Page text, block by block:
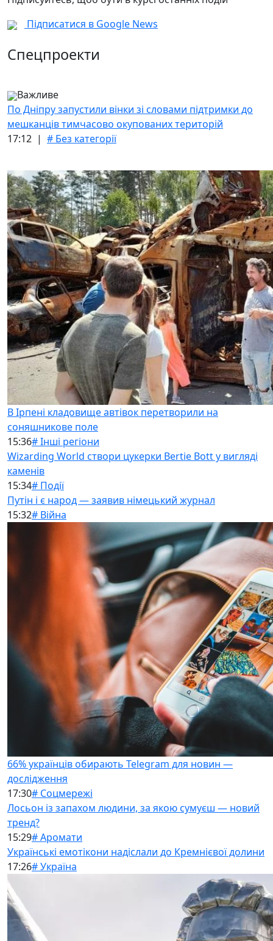
Підписатися в Google News
Спецпроекти
Важливе
По Дніпру запустили вінки зі словами підтримки до
мешканців тимчасово окупованих територій
17:12 | # Без категорії
В Ірпені кладовище автівок перетворили на
соняшникове поле
15:36# Інші регіони
Wizarding World створи цукерки Bertie Bott у вигляді
каменів
15:34# Події
Путін і є народ — заявив німецький журнал
15:32# Війна
66% українців обирають Telegram для новин —
дослідження
17:30# Соцмережі
Лосьон із запахом людини, за якою сумуєш — новий
тренд?
15:29# Аромати
Українські емотікони надіслали до Кремнієвої долини
17:26# Україна